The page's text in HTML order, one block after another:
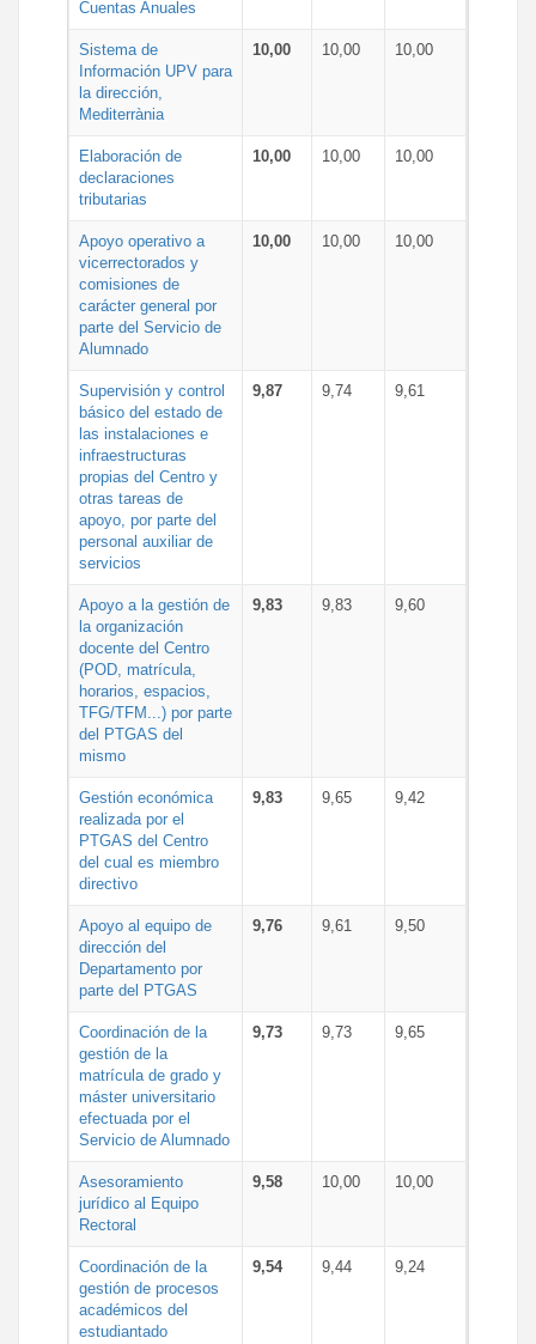
Cuentas Anuales
Sistema de
Información UPV para
la dirección,
Mediterrània
10,00 10,00 10,00
Elaboración de
declaraciones
tributarias
10,00 10,00 10,00
Apoyo operativo a
vicerrectorados y
comisiones de
carácter general por
parte del Servicio de
Alumnado
10,00 10,00 10,00
Supervisión y control
básico del estado de
las instalaciones e
infraestructuras
propias del Centro y
otras tareas de
apoyo, por parte del
personal auxiliar de
servicios
9,87 9,74 9,61
Apoyo a la gestión de
la organización
docente del Centro
(POD, matrícula,
horarios, espacios,
TFG/TFM...) por parte
del PTGAS del
mismo
9,83 9,83 9,60
Gestión económica
realizada por el
PTGAS del Centro
del cual es miembro
directivo
9,83 9,65 9,42
Apoyo al equipo de
dirección del
Departamento por
parte del PTGAS
9,76 9,61 9,50
Coordinación de la
gestión de la
matrícula de grado y
máster universitario
efectuada por el
Servicio de Alumnado
9,73 9,73 9,65
Asesoramiento
jurídico al Equipo
Rectoral
9,58 10,00 10,00
Coordinación de la
gestión de procesos
académicos del
estudiantado
9,54 9,44 9,24